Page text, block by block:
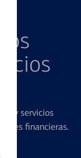
y servicios
financieras.